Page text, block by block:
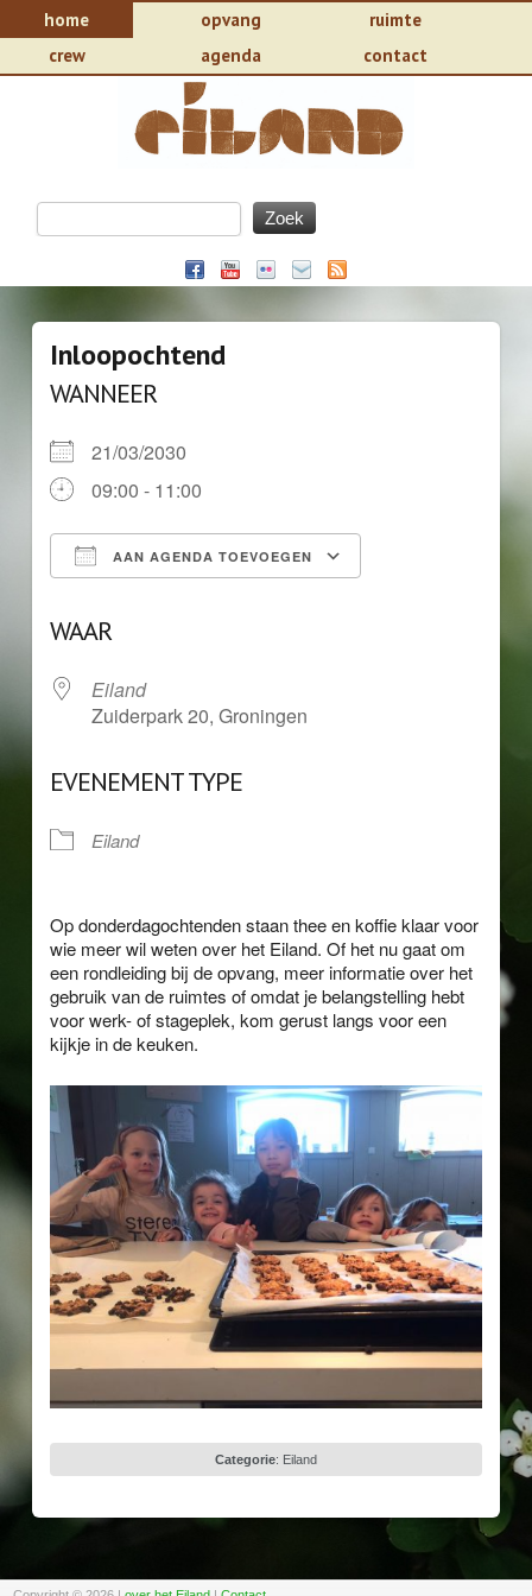
home opvang
ruimte
crew
agenda contact
Inloopochtend
WANNEER
21/03/2030
09:00 - 11:00
AAN AGENDA TOEVOEGEN
WAAR
Eiland
Zuiderpark 20, Groningen
EVENEMENT TYPE
Eiland
Op donderdagochtenden staan thee en koffie klaar voor
wie meer wil weten over het Eiland. Of het nu gaat om
een rondleiding bij de opvang, meer informatie over het
gebruik van de ruimtes of omdat je belangstelling hebt
voor werk- of stageplek, kom gerust langs voor een
kijkje in de keuken.
Categorie: Eiland